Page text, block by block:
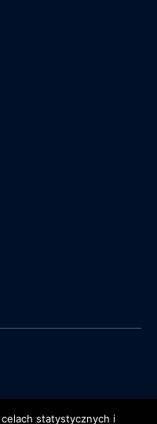
statystycznych i